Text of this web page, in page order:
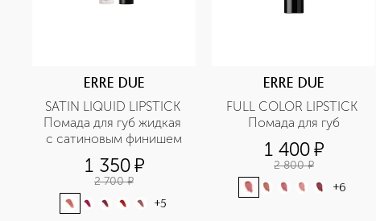
ERRE DUE
SATIN LIQUID LIPSTICK
Помада для губ жидкая
с сатиновым финишем
1 350¤
2 700 ¤
+5
ERRE DUE
FULL COLOR LIPSTICK
Помада для губ
1 400¤
2 800 ¤
+6